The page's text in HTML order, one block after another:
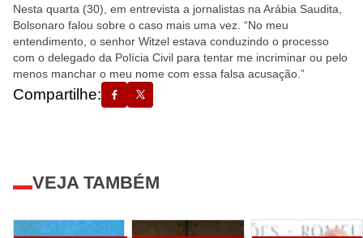
Nesta quarta (30), em entrevista a jornalistas na Arábia Saudita,
Bolsonaro falou sobre o caso mais uma vez. “No meu
entendimento, o senhor Witzel estava conduzindo o processo
com o delegado da Polícia Civil para tentar me incriminar ou pelo
menos manchar o meu nome com essa falsa acusação.”
Compartilhe:
VEJA TAMBÉM